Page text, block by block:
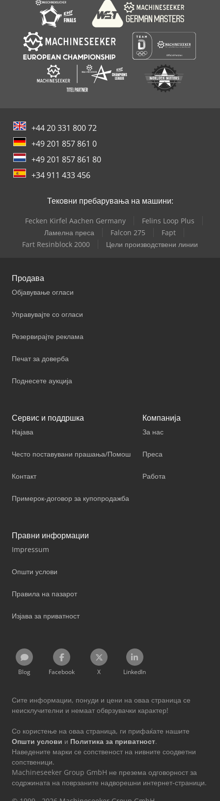
Atlas Copco Xas 175
+44 20 331 800 72
+49 201 857 861 0
+49 201 857 861 80
+34 911 433 456
Тековни пребарувања на машини:
Fecken Kirfel Aachen Germany
Felins Loop Plus
Ламелна преса
Falcon 275
Fapt
Fart Resinblock 2000
Цели производствени линии
Продава
Објавување огласи
Управувајте со огласи
Резервирајте реклама
Печат за доверба
Поднесете аукција
Сервис и поддршка
Најава
Често поставувани прашања/Помош
Контакт
Примерок-договор за купопродажба
Компанија
За нас
Преса
Работа
Правни информации
Impressum
Општи услови
Правила на пазарот
Изјава за приватност
Blog Facebook X LinkedIn
Сите информации, понуди и цени на оваа страница се
неисклучителни и немаат обврзувачки карактер!
Со користење на оваа страница, ги прифаќате нашите
Општи услови и Политика за приватност.
Наведените марки се сопственост на нивните соодветни
сопственици.
Machineseeker Group GmbH не презема одговорност за
содржината на поврзаните надворешни интернет-страници.